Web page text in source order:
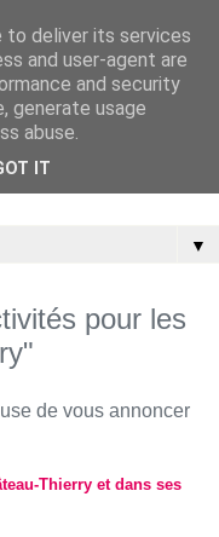
▼
pour les
de vous annoncer
Thierry et dans ses
to deliver its services
and user-agent are
and security
generate usage
abuse.
IT